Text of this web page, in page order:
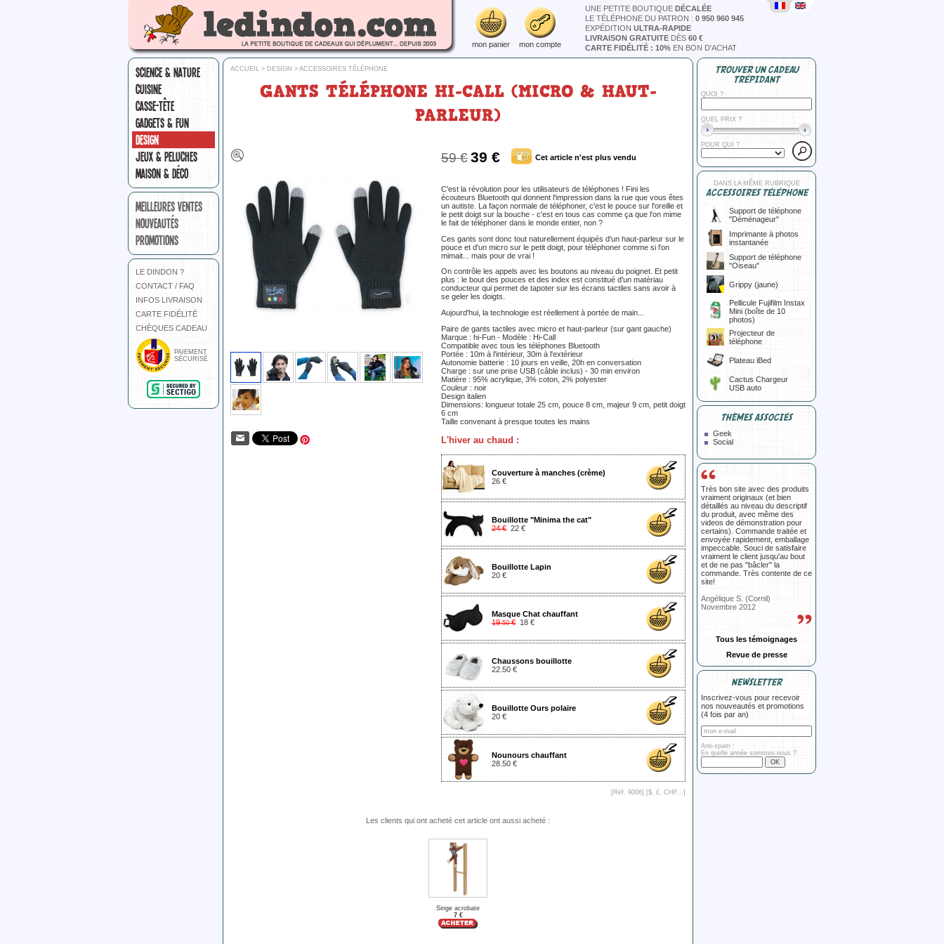
mon panier mon compte
UNE PETITE BOUTIQUE DÉCALÉE
LE TÉLÉPHONE DU PATRON : 0 950 960 945
EXPÉDITION ULTRA-RAPIDE
LIVRAISON GRATUITE DÈS 60 €
CARTE FIDÉLITÉ : 10% EN BON D'ACHAT
SCIENCE & NATURE
CUISINE
CASSE-TÊTE
GADGETS & FUN
DESIGN
JEUX & PELUCHES
MAISON & DÉCO
MEILLEURES VENTES
NOUVEAUTÉS
PROMOTIONS
LE DINDON ?
CONTACT / FAQ
INFOS LIVRAISON
CARTE FIDÉLITÉ
CHÈQUES CADEAU
PAIEMENT
SÉCURISÉ
ACCUEIL > DESIGN > ACCESSOIRES TÉLÉPHONE
GANTS TÉLÉPHONE HI-CALL (MICRO & HAUT-
PARLEUR)
59 €39 € Cet article n'est plus vendu
C'est la révolution pour les utilisateurs de téléphones ! Fini les
écouteurs Bluetooth qui donnent l'impression dans la rue que vous êtes
un autiste. La façon normale de téléphoner, c'est le pouce sur l'oreille et
le petit doigt sur la bouche - c'est en tous cas comme ça que l'on mime
le fait de téléphoner dans le monde entier, non ?
Ces gants sont donc tout naturellement équipés d'un haut-parleur sur le
pouce et d'un micro sur le petit doigt, pour téléphoner comme si l'on
mimait... mais pour de vrai !
On contrôle les appels avec les boutons au niveau du poignet. Et petit
plus : le bout des pouces et des index est constitué d'un matériau
conducteur qui permet de tapoter sur les écrans tactiles sans avoir à
se geler les doigts.
Aujourd'hui, la technologie est réellement à portée de main...
Paire de gants tactiles avec micro et haut-parleur (sur gant gauche)
Marque : hi-Fun - Modèle : Hi-Call
Compatible avec tous les téléphones Bluetooth
Portée : 10m à l'intérieur, 30m à l'extérieur
Autonomie batterie : 10 jours en veille, 20h en conversation
Charge : sur une prise USB (câble inclus) - 30 min environ
Matière : 95% acrylique, 3% coton, 2% polyester
Couleur : noir
Design italien
Dimensions: longueur totale 25 cm, pouce 8 cm, majeur 9 cm, petit doigt
6 cm
Taille convenant à presque toutes les mains
L'hiver au chaud :
Couverture à manches (crème)
26 €
Bouillotte "Minima the cat"
24 € 22 €
Bouillotte Lapin
20 €
Masque Chat chauffant
19.50€ 18 €
Chaussons bouillotte
22.50 €
Bouillotte Ours polaire
20 €
Nounours chauffant
28.50 €
[Réf. 9006] [$, £, CHF... ]
Les clients qui ont acheté cet article ont aussi acheté :
Singe acrobate
7 €
TROUVER UN CADEAU
TRÉPIDANT
QUOI ?
QUEL PRIX ?
POUR QUI ?
DANS LA MÊME RUBRIQUE
ACCESSOIRES TÉLÉPHONE
Support de téléphone
"Déménageur"
Imprimante à photos
instantanée
Support de téléphone
"Oiseau"
Grippy (jaune)
Pellicule Fujifilm Instax
Mini (boîte de 10
photos)
Projecteur de
téléphone
Plateau iBed
Cactus Chargeur
USB auto
THÈMES ASSOCIÉS
Geek
Social
Très bon site avec des produits
vraiment originaux (et bien
détaillés au niveau du descriptif
du produit, avec même des
videos de démonstration pour
certains). Commande traitée et
envoyée rapidement, emballage
impeccable. Souci de satisfaire
vraiment le client jusqu'au bout
et de ne pas "bâcler" la
commande. Très contente de ce
site!
Angélique S. (Cornil)
Novembre 2012
Tous les témoignages
Revue de presse
NEWSLETTER
Inscrivez-vous pour recevoir
nos nouveautés et promotions
(4 fois par an)
Anti-spam :
En quelle année sommes-nous ?